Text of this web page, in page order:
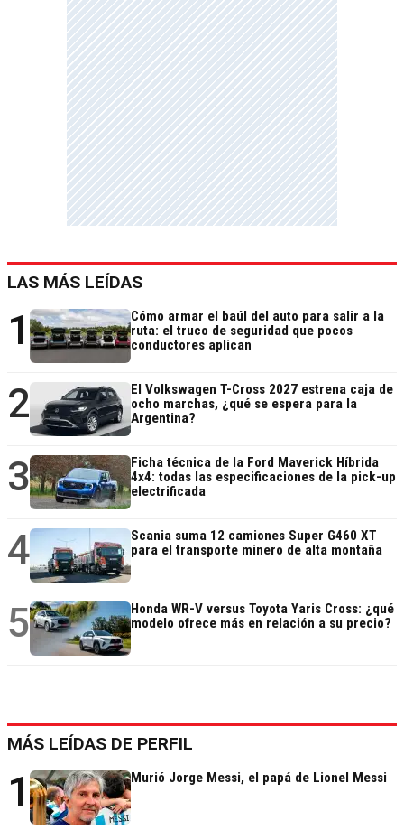
LAS MÁS LEÍDAS
1
Cómo armar el baúl del auto para salir a la
ruta: el truco de seguridad que pocos
conductores aplican
2
El Volkswagen T-Cross 2027 estrena caja de
ocho marchas, ¿qué se espera para la
Argentina?
3
Ficha técnica de la Ford Maverick Híbrida
4x4: todas las especificaciones de la pick-up
electrificada
4
Scania suma 12 camiones Super G460 XT
para el transporte minero de alta montaña
5
Honda WR-V versus Toyota Yaris Cross: ¿qué
modelo ofrece más en relación a su precio?
MÁS LEÍDAS DE PERFIL
1 Murió Jorge Messi, el papá de Lionel Messi